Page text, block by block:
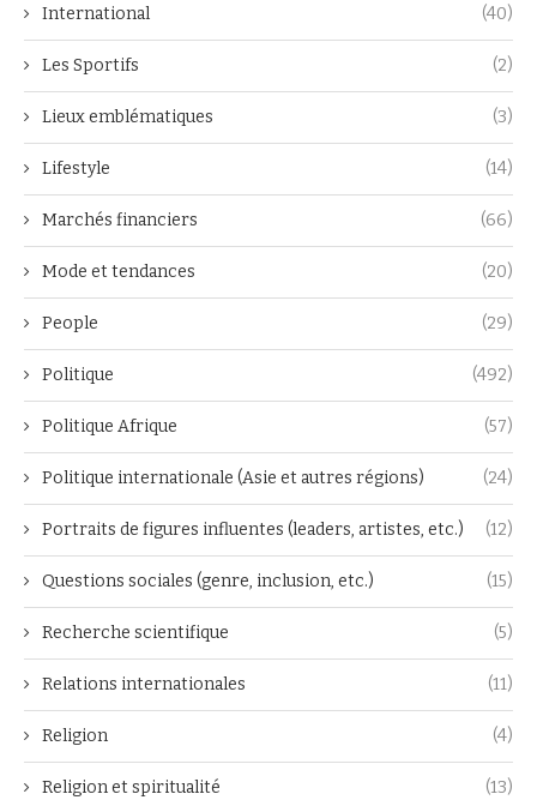
International (40)
Les Sportifs (2)
Lieux emblématiques (3)
Lifestyle (14)
Marchés financiers (66)
Mode et tendances (20)
People (29)
Politique (492)
Politique Afrique (57)
Politique internationale (Asie et autres régions) (24)
Portraits de figures influentes (leaders, artistes, etc.) (12)
Questions sociales (genre, inclusion, etc.) (15)
Recherche scientifique (5)
Relations internationales (11)
Religion (4)
Religion et spiritualité (13)